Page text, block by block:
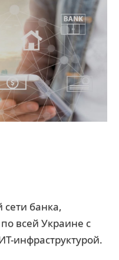
банка,
всей Украине с
инфраструктурой.